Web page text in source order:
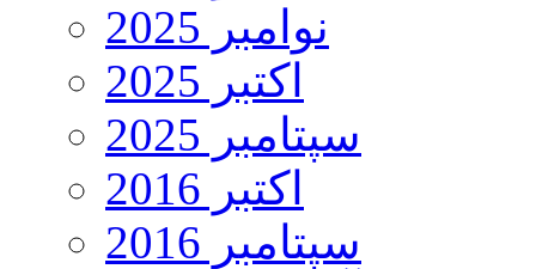
نوامبر 2025
اکتبر 2025
سپتامبر 2025
اکتبر 2016
سپتامبر 2016